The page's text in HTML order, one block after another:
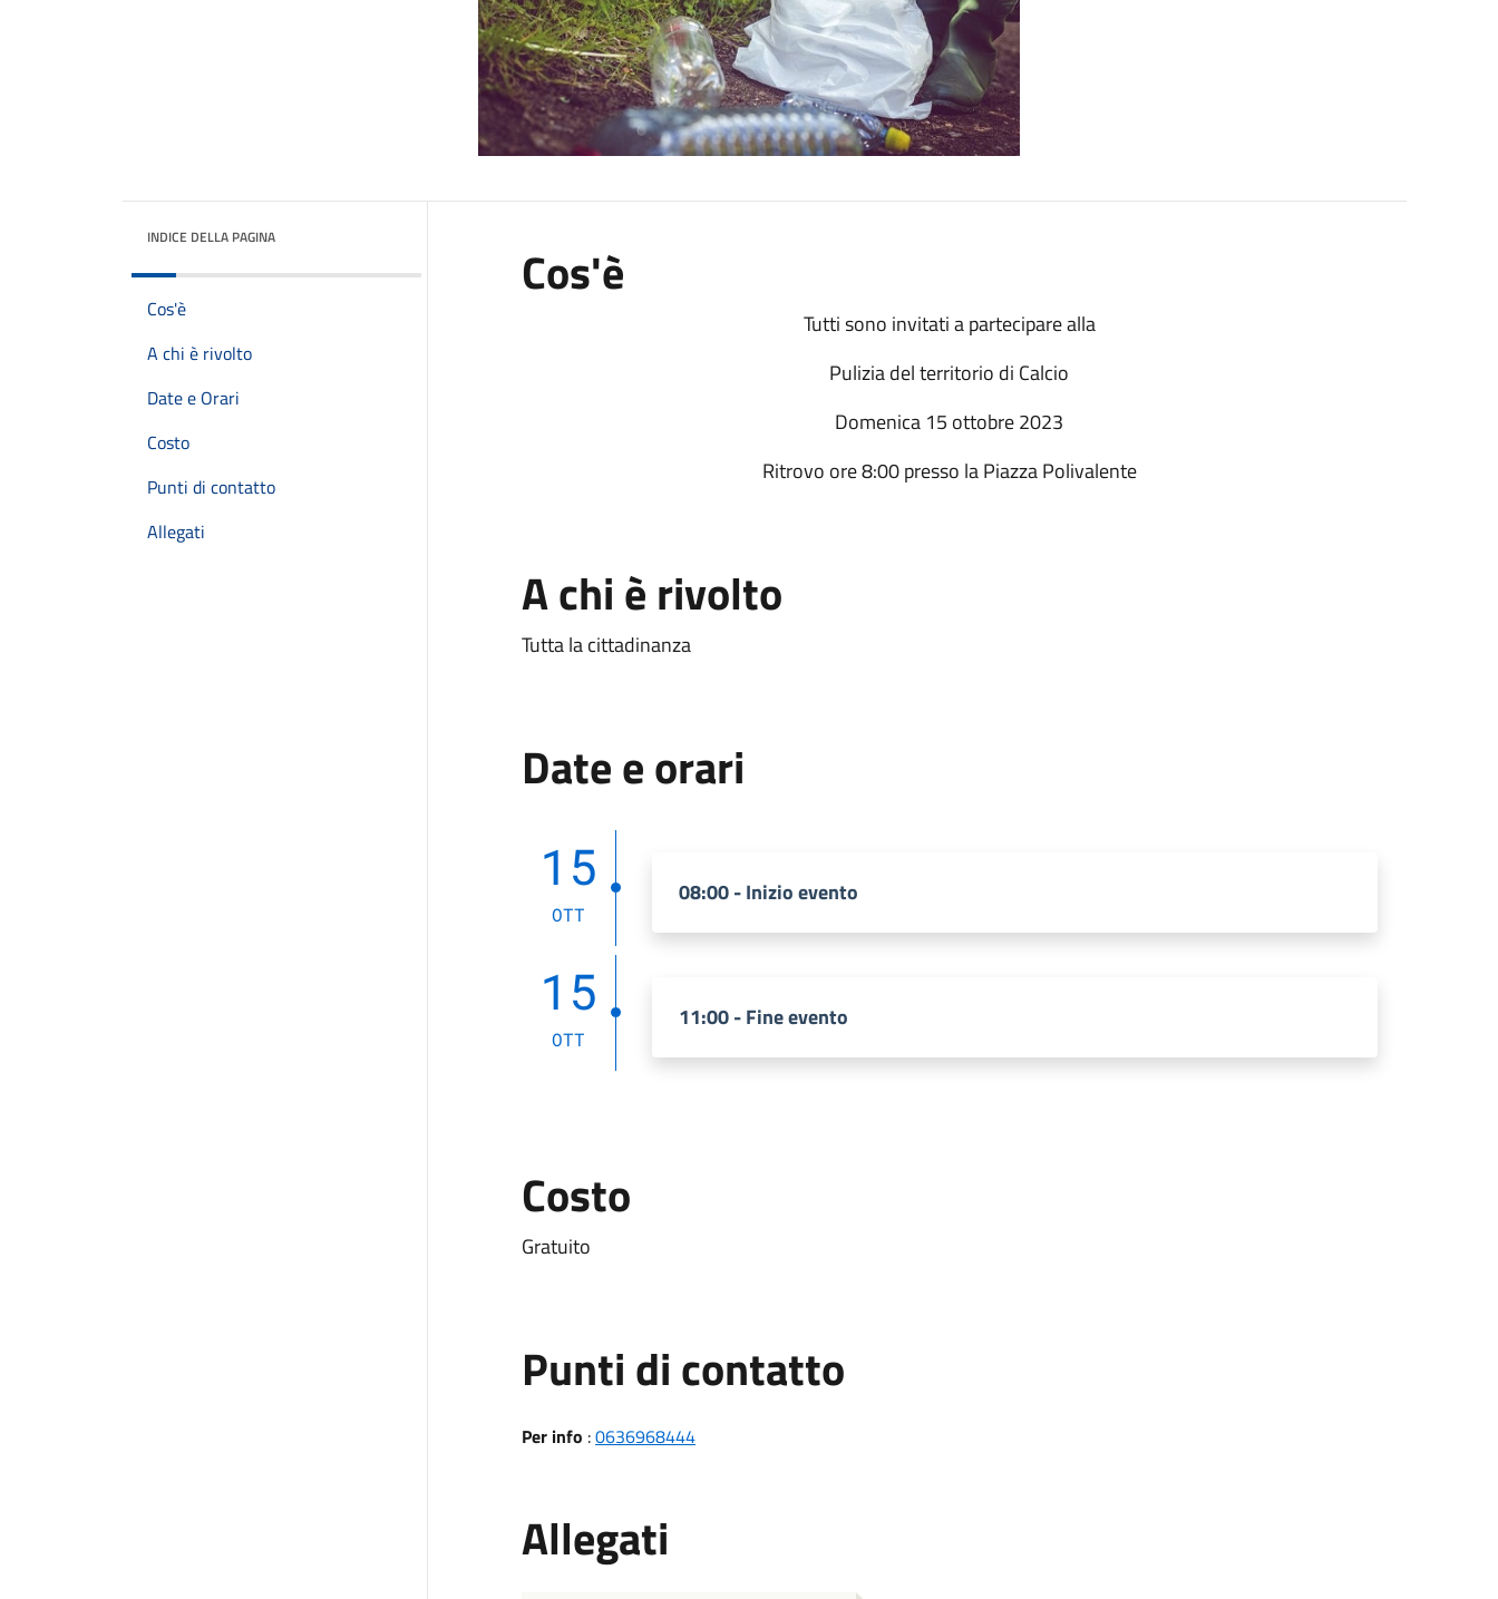
INDICE DELLA PAGINA
Cos'è
A chi è rivolto
Date e Orari
Costo
Punti di contatto
Allegati
Cos'è
Tutti sono invitati a partecipare alla
Pulizia del territorio di Calcio
Domenica 15 ottobre 2023
Ritrovo ore 8:00 presso la Piazza Polivalente
A chi è rivolto
Tutta la cittadinanza
Date e orari
15
OTT
08:00 - Inizio evento
15
OTT
11:00 - Fine evento
Costo
Gratuito
Punti di contatto
Per info :0636968444
Allegati